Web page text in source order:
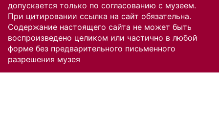
допускается только по согласованию с музеем.
При цитировании ссылка на сайт обязательна.
Содержание настоящего сайта не может быть
воспроизведено целиком или частично в любой
форме без предварительного письменного
разрешения музея